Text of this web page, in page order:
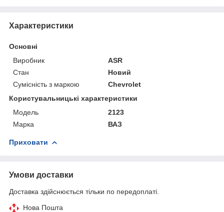
Характеристики
Основні
Виробник
ASR
Стан
Новий
Сумісність з маркою
Chevrolet
Користувальницькі характеристики
Мoдель
2123
Марка
ВАЗ
Приховати
Умови доставки
Доставка здійснюється тільки по передоплаті.
Нова Пошта